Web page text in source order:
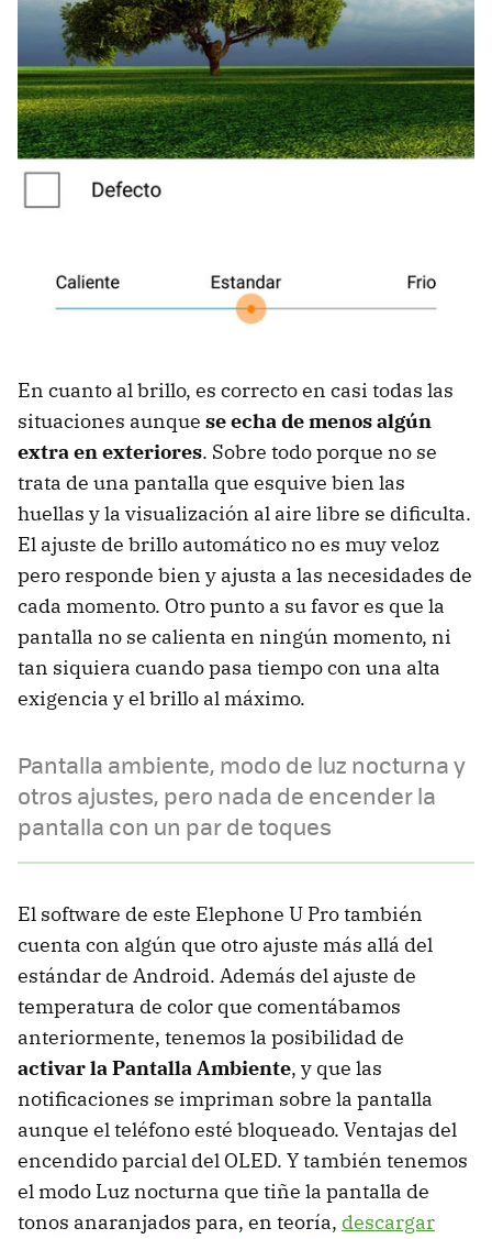
En cuanto al brillo, es correcto en casi todas las
situaciones aunque se echa de menos algún
extra en exteriores. Sobre todo porque no se
trata de una pantalla que esquive bien las
huellas y la visualización al aire libre se dificulta.
El ajuste de brillo automático no es muy veloz
pero responde bien y ajusta a las necesidades de
cada momento. Otro punto a su favor es que la
pantalla no se calienta en ningún momento, ni
tan siquiera cuando pasa tiempo con una alta
exigencia y el brillo al máximo.
Pantalla ambiente, modo de luz nocturna y
otros ajustes, pero nada de encender la
pantalla con un par de toques
El software de este Elephone U Pro también
cuenta con algún que otro ajuste más allá del
estándar de Android. Además del ajuste de
temperatura de color que comentábamos
anteriormente, tenemos la posibilidad de
activar la Pantalla Ambiente, y que las
notificaciones se impriman sobre la pantalla
aunque el teléfono esté bloqueado. Ventajas del
encendido parcial del OLED. Y también tenemos
el modo Luz nocturna que tiñe la pantalla de
tonos anaranjados para, en teoría, descargar